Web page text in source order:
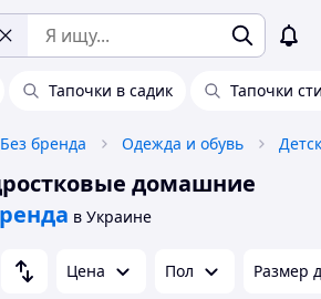
Тапочки в садик Тапочки
Без бренда Одежда и обувь
домашние
в Украине
Цена Пол Размер